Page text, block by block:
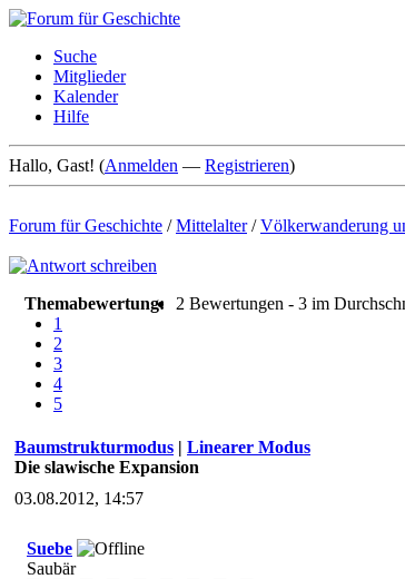
Suche
Mitglieder
Kalender
Hilfe
Hallo, Gast! (Anmelden — Registrieren)
Forum für Geschichte /Mittelalter/Völkerwanderung
Themabewertung:
2 Bewertungen - 3 im
1
2
3
4
5
Baumstrukturmodus | Linearer Modus
Die slawische Expansion
03.08.2012, 14:57
Suebe
Saubär